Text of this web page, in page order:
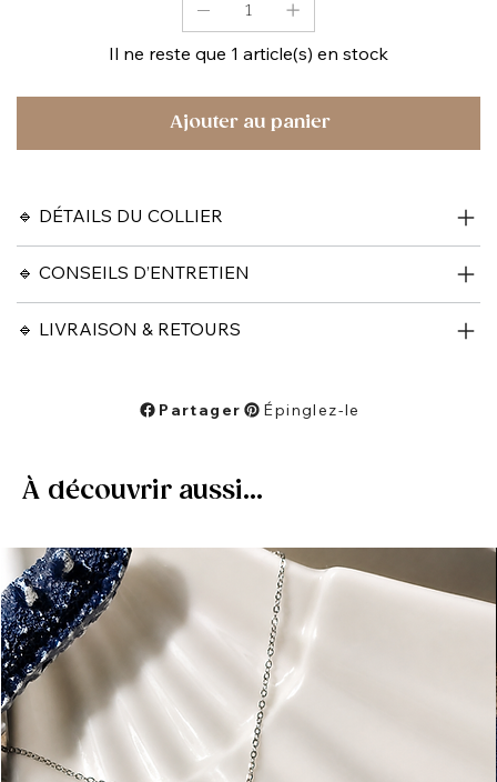
Il ne reste que 1 article(s) en stock
Ajouter au panier
🔹 DÉTAILS DU COLLIER
🔹 CONSEILS D’ENTRETIEN
🔹 LIVRAISON & RETOURS
Partager Épinglez-le
À découvrir aussi...